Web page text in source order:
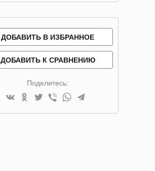
ДОБАВИТЬ В ИЗБРАННОЕ
ДОБАВИТЬ К СРАВНЕНИЮ
Поделитесь: